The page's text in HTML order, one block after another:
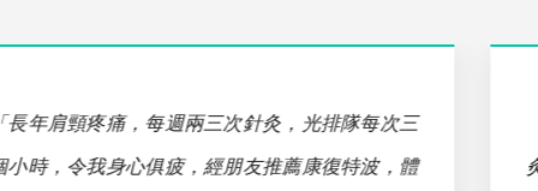
「因跌倒腰臀無法久站久坐，長期需要到中醫針
灸、西醫復健，使用康復特波補強平日假日沒有辦